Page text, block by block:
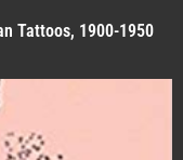
Tattoos, 1900-1950